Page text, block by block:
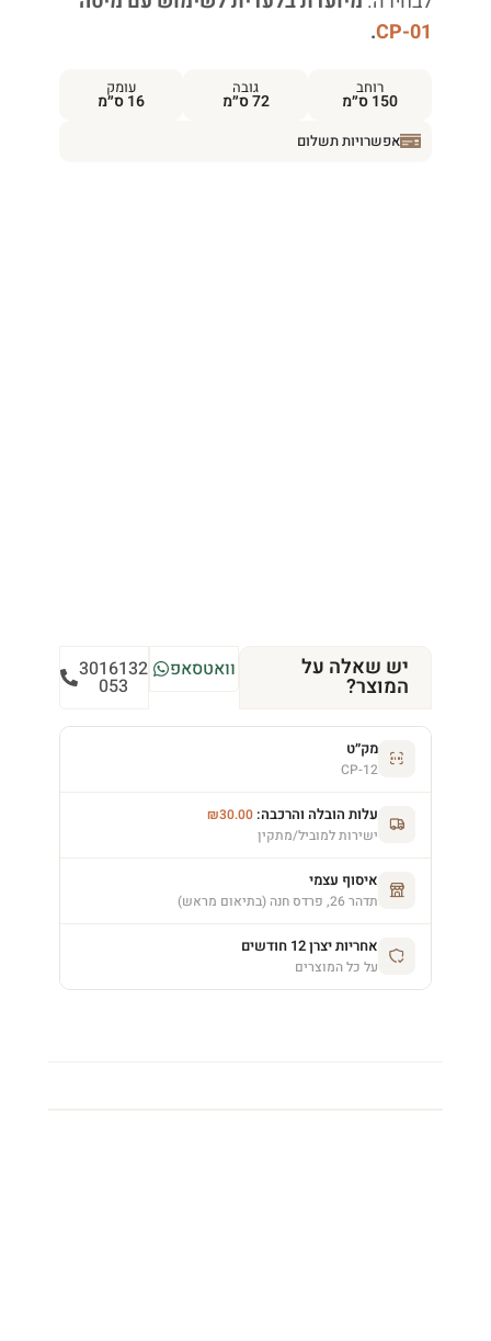
CP-01
.
רוחב
150 ס״מ
גובה
72 ס״מ
עומק
16 ס״מ
אפשרויות תשלום
יש שאלה על
המוצר?
וואטסאפ 3016132
053
מק״ט
CP-12
עלות הובלה והרכבה: ₪30.00
ישירות למוביל/מתקין
איסוף עצמי
תדהר 26, פרדס חנה (בתיאום מראש)
אחריות יצרן 12 חודשים
על כל המוצרים